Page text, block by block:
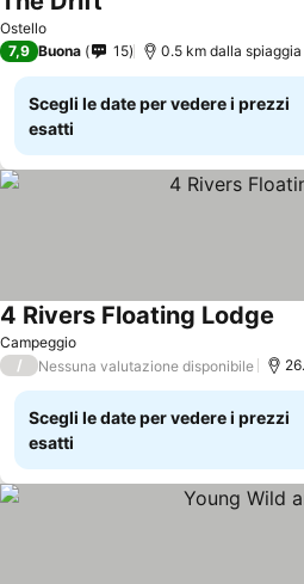
Ostello
7,9 Buona 15 0.5 km dalla spiaggia
Scegli le date per vedere i prezzi
esatti
Campeggio
4 Rivers Floating Lodge
/ Nessuna valutazione disponibile
Scegli le date per vedere i prezzi
esatti